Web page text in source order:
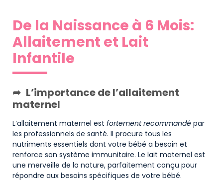
De la Naissance à 6 Mois:
Allaitement et Lait
Infantile
L’importance de l’allaitement
maternel
L’allaitement maternel est fortement recommandé par
les professionnels de santé. Il procure tous les
nutriments essentiels dont votre bébé a besoin et
renforce son système immunitaire. Le lait maternel est
une merveille de la nature, parfaitement conçu pour
répondre aux besoins spécifiques de votre bébé.